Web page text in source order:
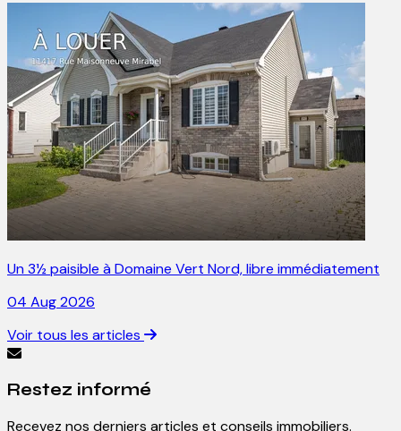
Un 3½ paisible à Domaine Vert Nord, libre immédiatement
04 Aug 2026
Voir tous les articles
Restez informé
Recevez nos derniers articles et conseils immobiliers.